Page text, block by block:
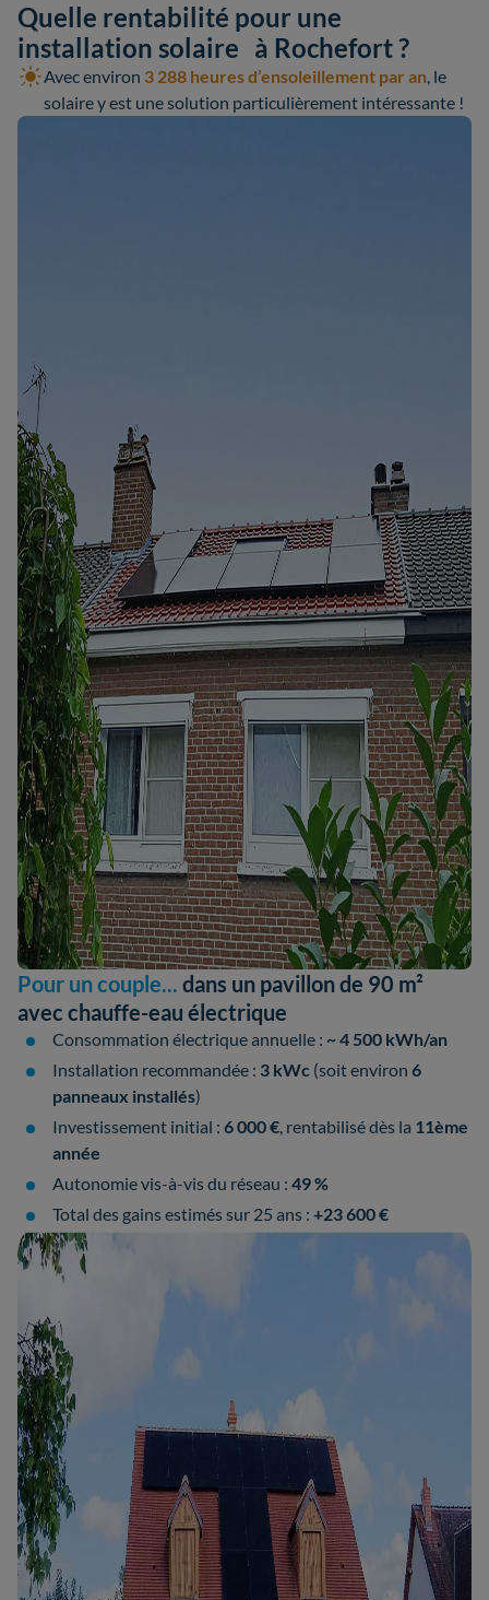
Quelle rentabilité pour une
installation solaire à Rochefort ?
Avec environ 3 288 heures d’ensoleillement par an, le
solaire y est une solution particulièrement intéressante !
Pour un couple... dans un pavillon de 90 m²
avec chauffe-eau électrique
Consommation électrique annuelle : ~ 4 500 kWh/an
Installation recommandée : 3 kWc (soit environ 6
panneaux installés)
Investissement initial : 6 000 €, rentabilisé dès la 11ème
année
Autonomie vis-à-vis du réseau : 49 %
Total des gains estimés sur 25 ans : +23 600 €